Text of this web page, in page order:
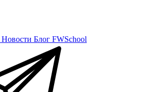
Новости Блог FWSchool